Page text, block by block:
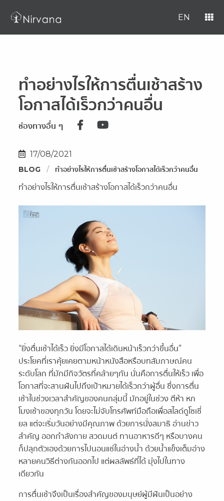
EN
ทำอย่างไรให้การตื่นเช้าสร้าง
โอกาสได้เร็วกว่าคนอื่น
ช่องทางอื่น ๆ
17/08/2021
BLOG ทำอย่างไรให้การตื่นเช้าสร้างโอกาสได้เร็วกว่าคนอื่น
ทำอย่างไรให้การตื่นเช้าสร้างโอกาสได้เร็วกว่าคนอื่น
“ยิ่งตื่นเช้าได้เร็ว ยิ่งมีโอกาสได้เดินหน้าเร็วกว่าขึ้นอื่น”
ประโยคที่เราคุ้ยเคยตามหน้าหนังสือหรือบทสัมภาษณ์คน
ระดับโลก ที่มักมีกิจวัตรที่คล้ายๆกัน นั่นคือการตื่นให้เร็ว เพื่อ
โอกาสที่จะสานฝันไปถึงเป้าหมายได้เร็วกว่าผู้อื่น ซึ่งการตื่น
เช้าในช่วงเวลาสำคัญของคนกลุ่มนี้ มักอยู่ในช่วง ตีห้า หก
โมงเช้าของทุกวัน โดยจะไม่จับโทรศัพท์มือถือเพื่อสไลด์ดูโซเชี่
ยล แต่จะเริ่มวันอย่างมีคุณภาพ ด้วยการนั่งสมาธิ อ่านข่าว
สำคัญ ออกกำลังกาย สวดมนต์ ทานอาหารดีๆ หรือบางคน
ก็ปลุกตัวเองด้วยการไปนอนแช่ในอ่างน้ำ ด้วยน้ำแข็งเต็มอ่าง
หลายคนวิธีต่างกันออกไป แต่ผลลัพธ์ที่ได้ มุ่งไปในทาง
เดียวกัน
การตื่นเช้าจึงเป็นเรื่องสำคัญของมนุษย์ผู้มีฝันเป็นอย่าง